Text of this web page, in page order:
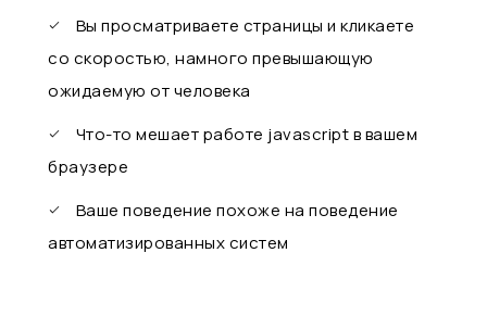
Вы просматриваете страницы и кликаете
со скоростью, намного превышающую
ожидаемую от человека
Что-то мешает работе javascript в вашем
браузере
Ваше поведение похоже на поведение
автоматизированных систем